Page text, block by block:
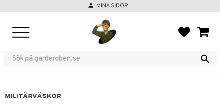
person MINA SIDOR
MILITÄRVÄSKOR